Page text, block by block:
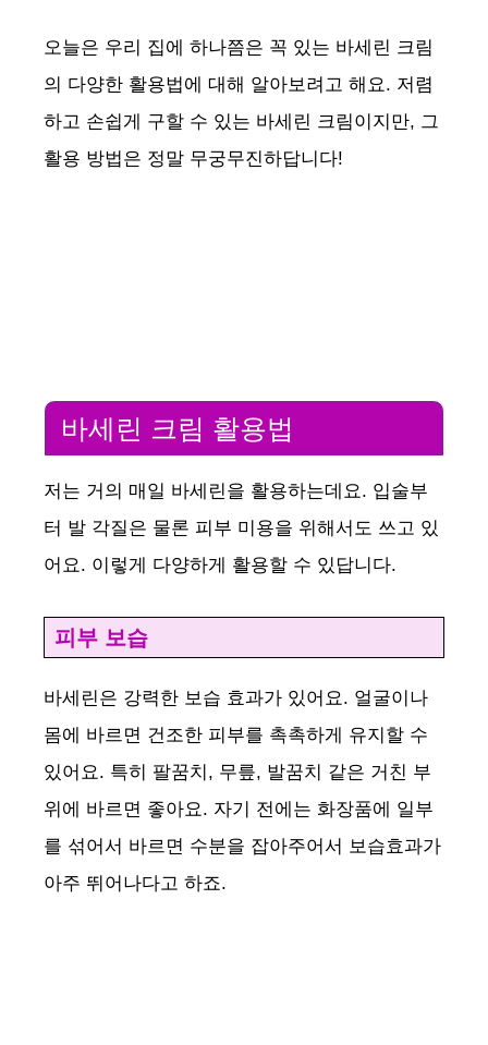
오늘은 우리 집에 하나쯤은 꼭 있는 바세린 크림
의 다양한 활용법에 대해 알아보려고 해요. 저렴
하고 손쉽게 구할 수 있는 바세린 크림이지만, 그
활용 방법은 정말 무궁무진하답니다! ️
바세린 크림 활용법
저는 거의 매일 바세린을 활용하는데요. 입술부
터 발 각질은 물론 피부 미용을 위해서도 쓰고 있
어요. 이렇게 다양하게 활용할 수 있답니다.
피부 보습
바세린은 강력한 보습 효과가 있어요. 얼굴이나
몸에 바르면 건조한 피부를 촉촉하게 유지할 수
있어요. 특히 팔꿈치, 무릎, 발꿈치 같은 거친 부
위에 바르면 좋아요. 자기 전에는 화장품에 일부
를 섞어서 바르면 수분을 잡아주어서 보습효과가
아주 뛰어나다고 하죠.